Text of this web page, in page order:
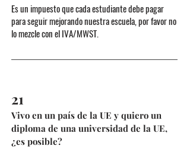
Es un impuesto que cada estudiante debe pagar
para seguir mejorando nuestra escuela, por favor no
lo mezcle con el IVA/MWST.
21
Vivo en un país de la UE y quiero un
diploma de una universidad de la UE,
¿es posible?